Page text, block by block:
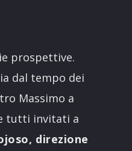
prospettive.
dal tempo dei
Massimo a
tutti invitati a
direzione